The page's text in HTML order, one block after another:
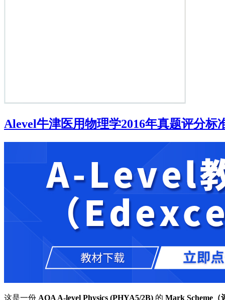
Alevel牛津医用物理学2016年真题评分标
这是一份 AQA A-level Physics (PHYA5/2B) 的 Mark Scheme（